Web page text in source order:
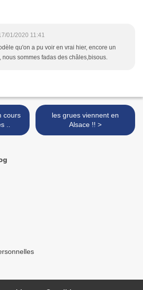
01/2020 11:41
qu'on a pu voir en vrai hier, encore un
nous sommes fadas des châles,bisous.
..
les grues viennent en
Alsace !! >